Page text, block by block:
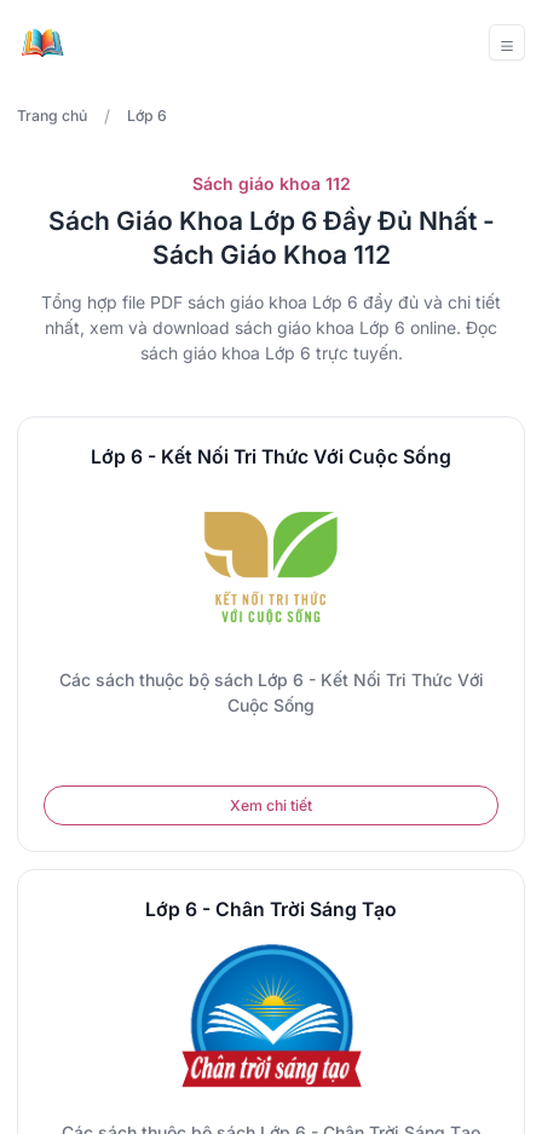
Trang chủ / Lớp 6
Sách giáo khoa 112
Sách Giáo Khoa Lớp 6 Đầy Đủ Nhất -
Sách Giáo Khoa 112
Tổng hợp file PDF sách giáo khoa Lớp 6 đẩy đủ và chi tiết
nhất, xem và download sách giáo khoa Lớp 6 online. Đọc
sách giáo khoa Lớp 6 trực tuyến.
Lớp 6 - Kết Nối Tri Thức Với Cuộc Sống
Các sách thuộc bộ sách Lớp 6 - Kết Nối Tri Thức Với
Cuộc Sống
Xem chi tiết
Lớp 6 - Chân Trời Sáng Tạo